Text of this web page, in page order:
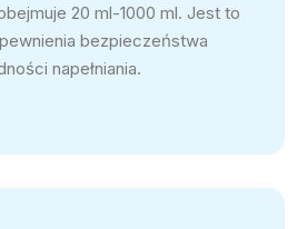
20 ml-1000 ml. Jest to
bezpieczeństwa
napełniania.